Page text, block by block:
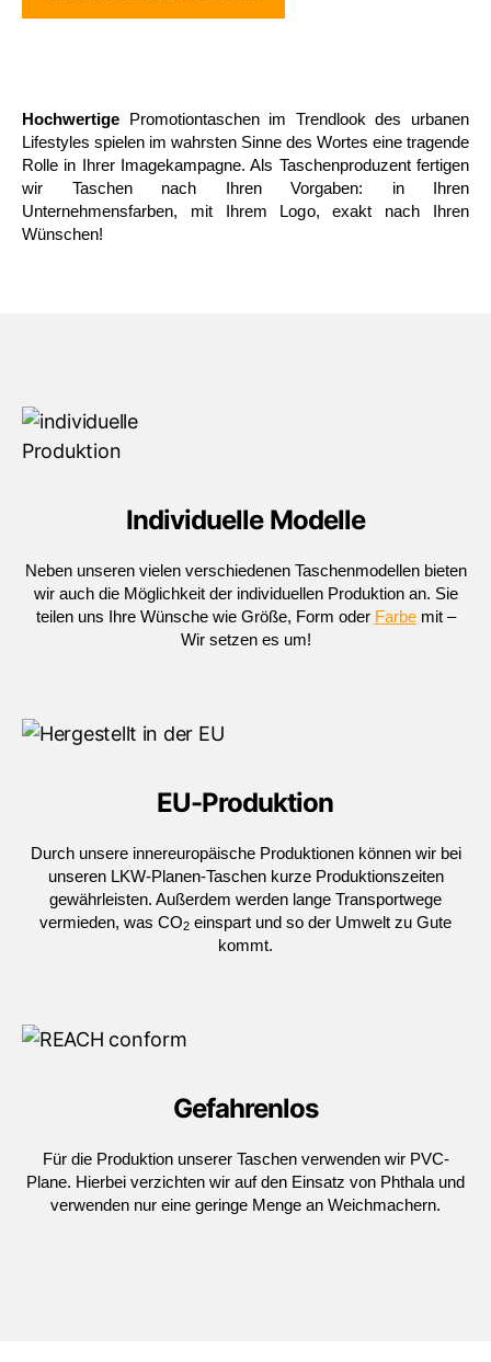
Hochwertige Promotiontaschen im Trendlook des urbanen
Lifestyles spielen im wahrsten Sinne des Wortes eine tragende
Rolle in Ihrer Imagekampagne. Als Taschenproduzent fertigen
wir Taschen nach Ihren Vorgaben: in Ihren
Unternehmensfarben, mit Ihrem Logo, exakt nach Ihren
Wünschen!
Individuelle Modelle
Neben unseren vielen verschiedenen Taschenmodellen bieten
wir auch die Möglichkeit der individuellen Produktion an. Sie
teilen uns Ihre Wünsche wie Größe, Form oder Farbemit –
Wir setzen es um!
EU-Produktion
Durch unsere innereuropäische Produktionen können wir bei
unseren LKW-Planen-Taschen kurze Produktionszeiten
gewährleisten. Außerdem werden lange Transportwege
vermieden, was CO2 einspart und so der Umwelt zu Gute
kommt.
Gefahrenlos
Für die Produktion unserer Taschen verwenden wir PVC-
Plane. Hierbei verzichten wir auf den Einsatz von Phthala und
verwenden nur eine geringe Menge an Weichmachern.